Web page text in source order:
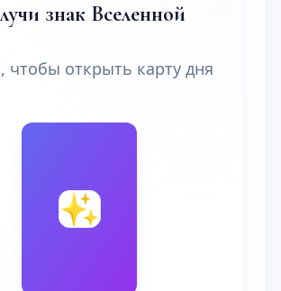
знак Вселенной
открыть карту дня
🔮
✨